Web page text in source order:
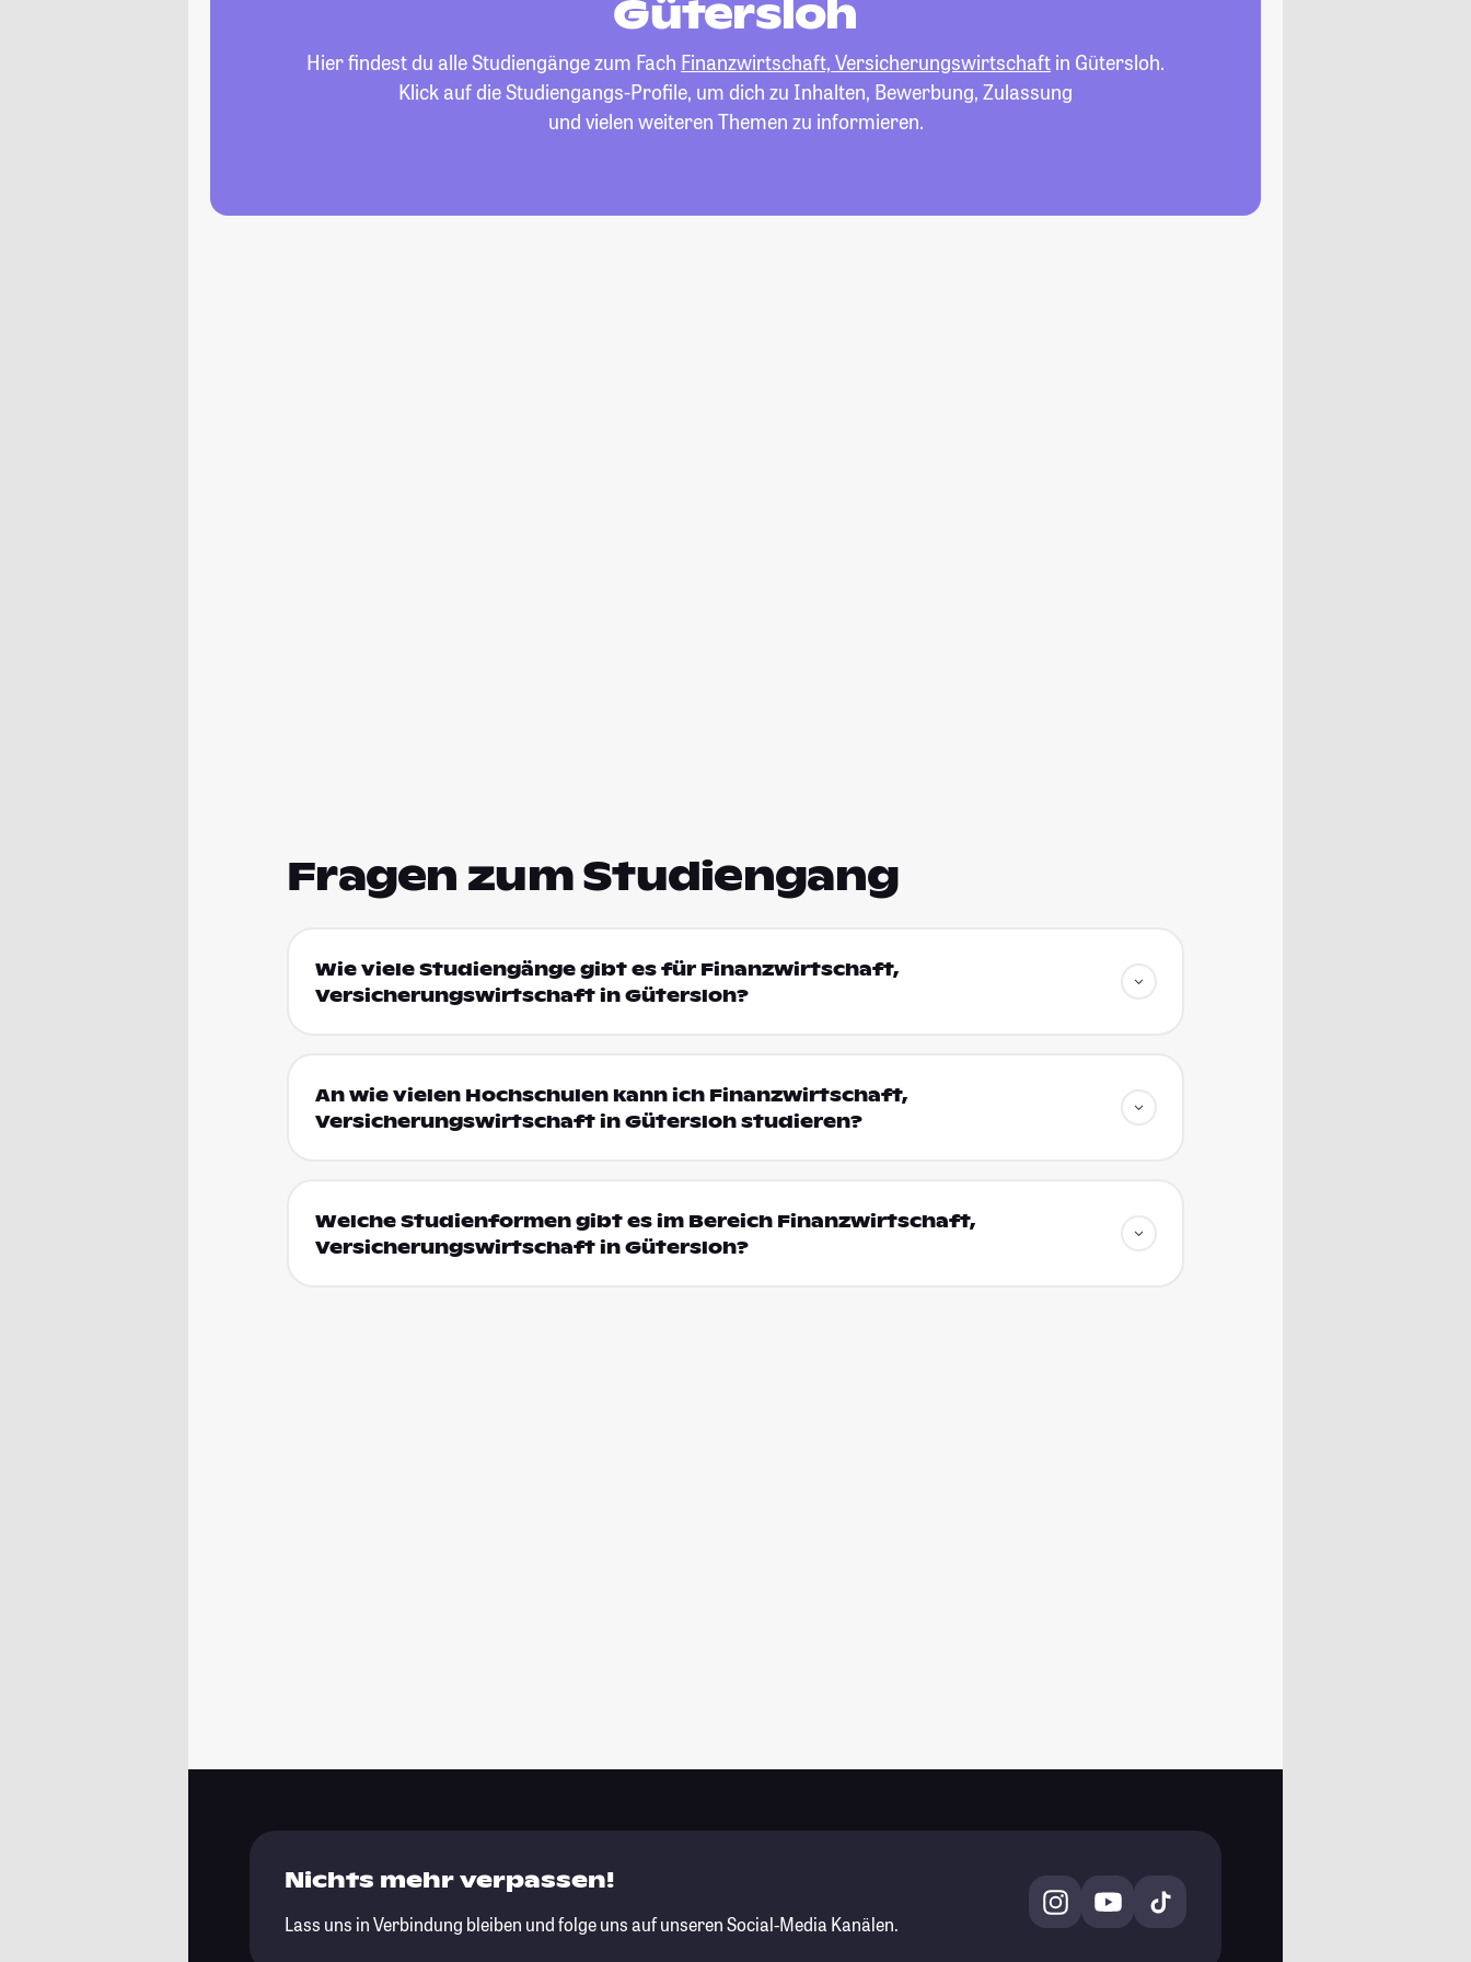
Gütersloh
Hier findest du alle Studiengänge zum Fach Finanzwirtschaft, Versicherungswirtschaft in Gütersloh.
Klick auf die Studiengangs-Profile, um dich zu Inhalten, Bewerbung, Zulassung
und vielen weiteren Themen zu informieren.
Fragen zum Studiengang
Wie viele Studiengänge gibt es für Finanzwirtschaft,
Versicherungswirtschaft in Gütersloh?
An wie vielen Hochschulen kann ich Finanzwirtschaft,
Versicherungswirtschaft in Gütersloh studieren?
Welche Studienformen gibt es im Bereich Finanzwirtschaft,
Versicherungswirtschaft in Gütersloh?
Nichts mehr verpassen!
Lass uns in Verbindung bleiben und folge uns auf unseren Social-Media Kanälen.